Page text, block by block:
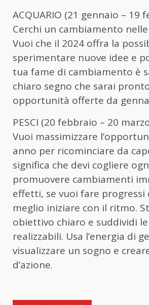
ACQUARIO (21 gennaio – 19
Cerchi un cambiamento
Vuoi che il 2024 offra la
sperimentare nuove idee e
tua fame di cambiamento è
chiaro segno che sarai
opportunità offerte da
PESCI (20 febbraio – 20
Vuoi massimizzare
anno per ricominciare da
significa che devi cogliere
promuovere cambiamenti
effetti, se vuoi fare progressi
meglio iniziare con il ritmo.
obiettivo chiaro e suddividi
realizzabili. Usa l’energia di
visualizzare un sogno e
d’azione.